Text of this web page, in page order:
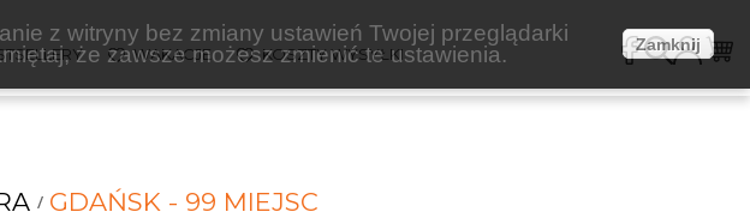
z witryny bez zmiany ustawień Twojej przeglądarki
że zawsze możesz zmienić te ustawienia.
Zamknij
WAKACJE KOSZTY WYSYŁKI
GDAŃSK - 99 MIEJSC